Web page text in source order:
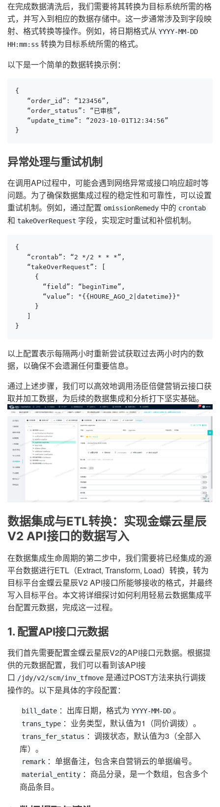
在完成数据清洗后，我们需要将其转换为目标系统所需的格
式，并写入到相应的数据存储中。这一步通常涉及到字段映
射、格式转换等操作。例如，将日期格式从 YYYY-MM-DD
HH:mm:ss 转换为目标系统所需的格式。
以下是一个简单的数据转换示例：
{
   “order_id”: “123456”,
   “order_status”: “已审核”,
   “update_time”: “2023-10-01T12:34:56”
}
异常处理与重试机制
在调用API过程中，可能会遇到网络异常或接口响应超时等
问题。为了确保数据集成过程的稳定性和可靠性，可以设置
重试机制。例如，通过配置 omissionRemedy 中的 crontab
和 takeOverRequest 字段，实现定时重试和补偿机制。
{
   “crontab”: “2 */2 * * *”,
   “takeOverRequest”: [
     {
       “field”: “beginTime”,
       “value”: "{{HOURE_AGO_2|datetime}}"
     }
}
以上配置表示每隔两小时重新尝试获取过去两小时内的数
据，以确保不会遗漏任何重要信息。
通过上述步骤，我们可以高效地调用汤臣倍健营销云接口获
取并加工数据，为后续的数据集成和分析打下坚实基础。
数据集成与ETL转换：实现金蝶云星辰
V2 API接口的数据写入
在数据集成生命周期的第二步中，我们需要将已经集成的源
平台数据进行ETL（Extract, Transform, Load）转换，转为
目标平台金蝶云星辰V2 API接口所能够接收的格式，并最终
写入目标平台。本文将详细探讨如何利用轻易云数据集成平
台配置元数据，完成这一过程。
1. 配置API接口元数据
我们首先需要配置金蝶云星辰V2的API接口元数据。根据提
供的元数据配置，我们可以看到该API接
口 /jdy/v2/scm/inv_tfmove 是通过POST方法来执行调拨
操作的。以下是具体的字段配置：
bill_date ：出库日期，格式为 YYYY-MM-DD 。
trans_type ：业务类型，默认值为1（同价调拨）。
trans_fer_status ：调拨状态，默认值为3（全部入
库）。
remark ：单据备注，包含来自营销云的单据编号。
material_entity ：商品分录，是一个数组，包含多个
商品条目。